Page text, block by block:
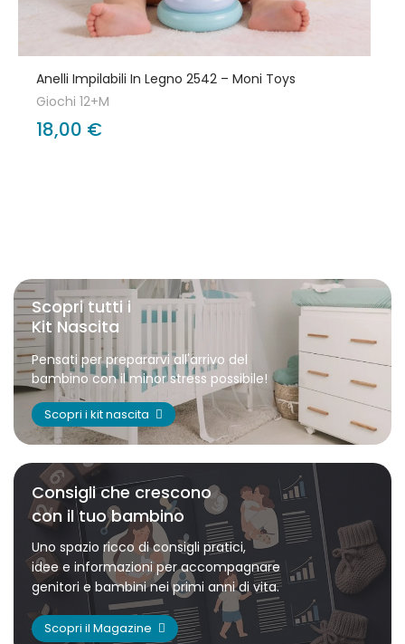
Anelli Impilabili In Legno 2542 – Moni Toys
Giochi 12+M
18,00 €
Scopri tutti i
Kit Nascita
Pensati per prepararvi all'arrivo del
bambino con il minor stress possibile!
Scopri i kit nascita
Consigli che crescono
con il tuo bambino
Uno spazio ricco di consigli pratici,
idee e informazioni per accompagnare
genitori e bambini nei primi anni di vita.
Scopri il Magazine